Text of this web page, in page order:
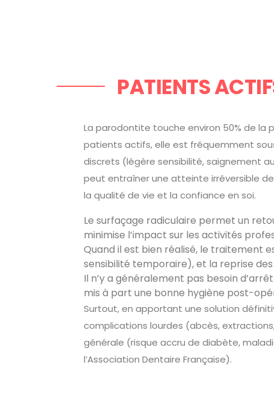
PATIENTS
La parodontite touche environ 50% de la
patients actifs, elle est fréquemment
discrets (légère sensibilité, saignement
peut entraîner une atteinte irréversible
la qualité de vie et la confiance en soi.
Le surfaçage radiculaire permet un
minimise l’impact sur les activités
Quand il est bien réalisé, le traitement
sensibilité temporaire), et la reprise
Il n’y a généralement pas besoin
mis à part une bonne hygiène post-
Surtout, en apportant une solution
complications lourdes (abcès,
générale (risque accru de diabète,
l’Association Dentaire Française).